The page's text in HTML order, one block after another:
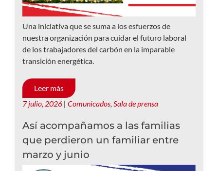
Una iniciativa que se suma a los esfuerzos de
nuestra organización para cuidar el futuro laboral
de los trabajadores del carbón en la imparable
transición energética.
Leer más
7 julio, 2026 | Comunicados, Sala de prensa
Así acompañamos a las familias
que perdieron un familiar entre
marzo y junio